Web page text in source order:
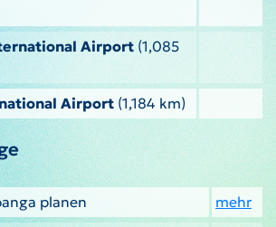
Airport (1,085
Airport (1,184 km)
planen
mehr